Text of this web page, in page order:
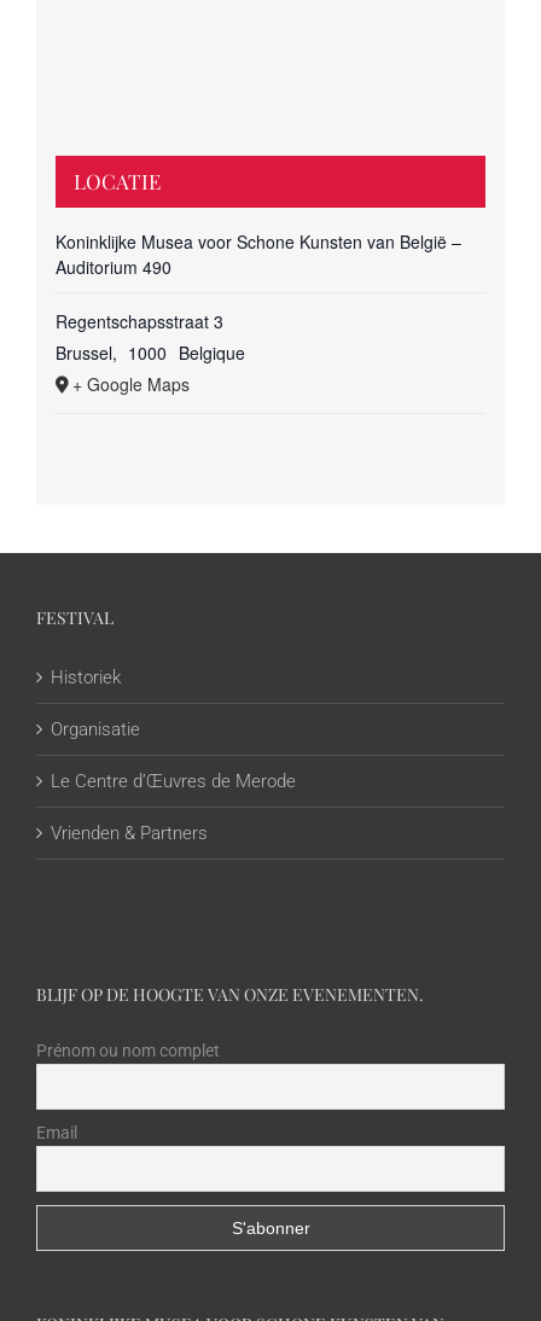
LOCATIE
Koninklijke Musea voor Schone Kunsten van België –
Auditorium 490
Regentschapsstraat 3
Brussel, 1000 Belgique
+ Google Maps
FESTIVAL
Historiek
Organisatie
Le Centre d’Œuvres de Merode
Vrienden & Partners
BLIJF OP DE HOOGTE VAN ONZE EVENEMENTEN.
Prénom ou nom complet
Email